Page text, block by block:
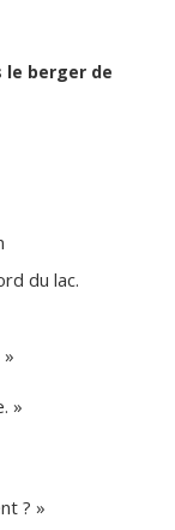
le berger de
du lac.
»
? »